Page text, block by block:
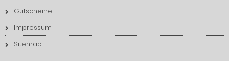
Gutscheine
Impressum
Sitemap